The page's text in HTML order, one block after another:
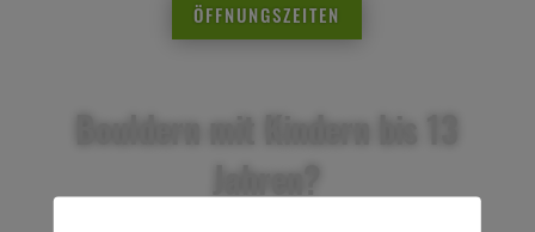
ÖFFNUNGSZEITEN
Bouldern mit Kindern bis 13
Jahren?